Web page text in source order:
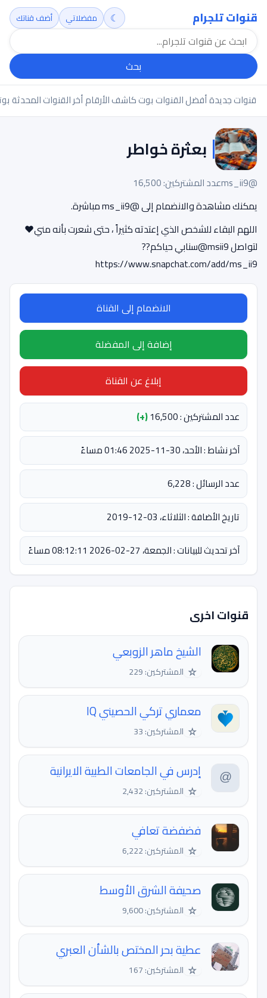
قنوات تلجرام
بحث
☾ مفضلاتي أضف قناتك
قنوات جديدةأفضل القنواتبوت كاشف الأرقامأخر القنوات المحدثة
بعثرة خواطر
@ms_ii9
عدد المشتركين: 16,500
يمكنك مشاهدة والانضمام إلى @ms_ii9 مباشرة.
اللهم ‌البقاء للشخص الذي ‌إعتدته كثيراً ، حتى شعرت بأنه مني❤
لتواصل msii9@سنابي حياكم??
https://www.snapchat.com/add/ms_ii9
الانضمام إلى القناة
إضافة إلى المفضلة
إبلاغ عن القناة
عدد المشتركين : 16,500
(+)
آخر نشاط : الأحد، 30-11-2025 01:46 مساءً
عدد الرسائل : 6,228
تاريخ الأضافة : الثلاثاء، 03-12-2019
آخر تحديث للبيانات : الجمعة، 27-02-2026 08:12:11 مساءً
قنوات اخرى
الشيخ ماهر الزوبعي
☆ المشتركين: 229
معماري تركي الحصيني IQ
☆ المشتركين: 33
إدرس في الجامعات الطبية الايرانية
☆ المشتركين: 2,432
فضفضة تعافي
☆ المشتركين: 6,222
صحيفة الشرق الأوسط
☆ المشتركين: 9,600
عطية بحر المختص بالشأن العبري
☆ المشتركين: 167